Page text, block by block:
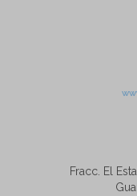
Fracc. El